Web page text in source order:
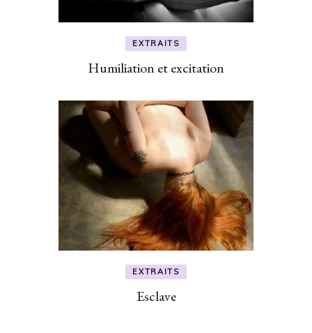
EXTRAITS
Humiliation et excitation
EXTRAITS
Esclave